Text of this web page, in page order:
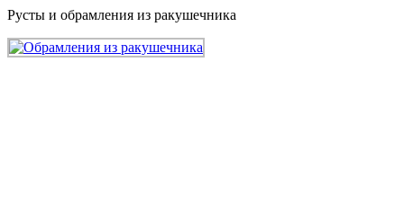
Русты и обрамления из ракушечника